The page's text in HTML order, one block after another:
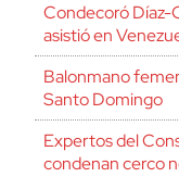
Condecoró Díaz-
asistió en
Balonmano
Santo Domingo
Expertos del
condenan cerco